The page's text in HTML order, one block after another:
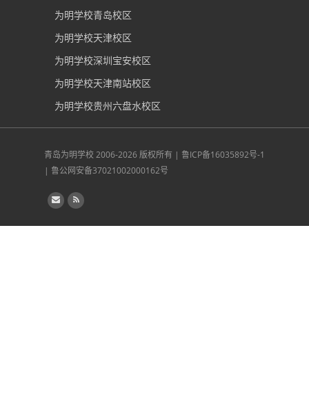
为明学校青岛校区
为明学校天津校区
为明学校深圳宝安校区
为明学校天津南站校区
为明学校贵州六盘水校区
青岛为明学校2006-2026 版权所有 | 鲁ICP备16035892号-1
| 鲁公网安备37021002000162号